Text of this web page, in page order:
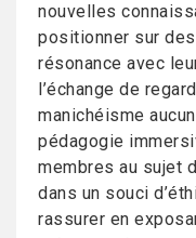
nouvelles
positionner sur
résonance avec
l’échange de
manichéisme
pédagogie
membres au sujet
dans un souci
rassurer en